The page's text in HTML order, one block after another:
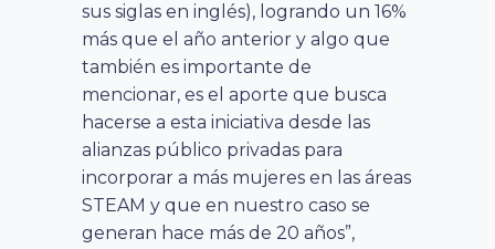
sus siglas en inglés), logrando un 16%
más que el año anterior y algo que
también es importante de
mencionar, es el aporte que busca
hacerse a esta iniciativa desde las
alianzas público privadas para
incorporar a más mujeres en las áreas
STEAM y que en nuestro caso se
generan hace más de 20 años”,